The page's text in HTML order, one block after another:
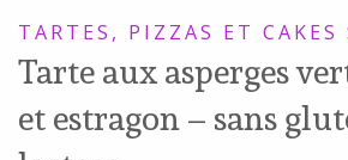
SANS
GLUTEN,
SANS
LAIT,
TARTES, PIZZAS ET CAKES
Tarte aux asperges
et estragon – sans